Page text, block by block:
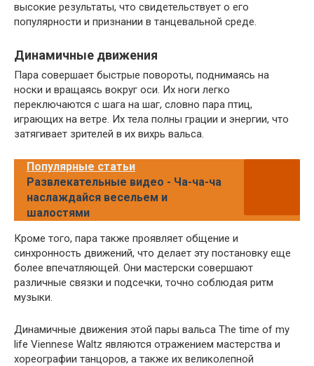
высокие результаты, что свидетельствует о его
популярности и признании в танцевальной среде.
Динамичные движения
Пара совершает быстрые повороты, поднимаясь на
носки и вращаясь вокруг оси. Их ноги легко
переключаются с шага на шаг, словно пара птиц,
играющих на ветре. Их тела полны грации и энергии, что
затягивает зрителей в их вихрь вальса.
Популярные статьи
Развлекательные видео - Ча-ча-ча
наслаждайся весельем и
шалостями
Кроме того, пара также проявляет общение и
синхронность движений, что делает эту постановку еще
более впечатляющей. Они мастерски совершают
различные связки и подсечки, точно соблюдая ритм
музыки.
Динамичные движения этой пары вальса The time of my
life Viennese Waltz являются отражением мастерства и
хореографии танцоров, а также их великолепной